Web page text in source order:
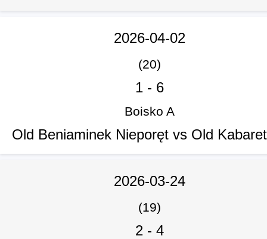
2026-04-02
(20)
1- 6
Boisko A
Old Beniaminek Nieporęt vs Old
2026-03-24
(19)
2- 4